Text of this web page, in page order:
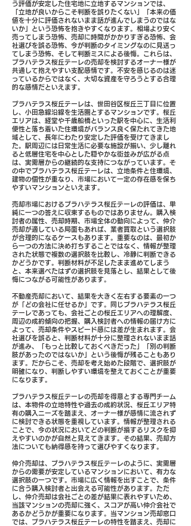
う評価が安定した住宅地に立地するマンションでは、
「立地が良いからこそ判断を誤りたくない」「本来の価
値を十分に評価されないまま話が進んでしまうのではな
いか」という恐怖を抱きやすくなります。相場より安く
売ってしまう恐怖、売却に時間がかかりすぎる恐怖、会
社選びを誤る恐怖、今が判断のタイミングなのに見送っ
てしまう恐怖、そして判断ミスによる後悔。これらは、
プラハテラス桜丘テーレの売却を検討するオーナー様が
共通して抱えやすい支配感情です。不安を感じるのは迷
っているからではなく、大切な資産を守ろうとする合理
的な感情だといえます。
プラハテラス桜丘テーレは、世田谷区桜丘三丁目に位置
し、小田急線沿線を生活圏とするマンションです。桜丘
エリアは、経堂や千歳船橋といった駅を中心に、生活利
便性と落ち着いた住環境がバランス良く保たれてきた地
域として、長年にわたり安定した評価を受けてきまし
た。駅周辺には日常生活に必要な施設が揃い、少し離れ
ると低層住宅を中心とした穏やかな街並みが広がる点
は、実需層からの継続的な支持につながっています。そ
の中でプラハテラス桜丘テーレは、立地条件と住環境、
建物の個性が重なり、市場において一定の存在感を保ち
やすいマンションといえます。
売却市場におけるプラハテラス桜丘テーレの評価は、単
純に一つの答えに収束するものではありません。購入検
討者の属性、売却時期、市場全体の動向によって、仲介
売却が適している局面もあれば、業者買取という選択肢
が合理的になるケースもあります。重要なのは、最初か
ら一つの方法に決め打ちすることではなく、情報が整理
された状態で複数の選択肢を比較し、冷静に判断できる
かどうかです。判断材料が不足したまま進めてしまう
と、本来選べたはずの選択肢を見落とし、結果として後
悔につながる可能性があります。
不動産売却において、結果を大きく左右する要素の一つ
が「どの会社に任せるか」です。同じプラハテラス桜丘
テーレであっても、会社ごとの桜丘エリアへの理解度、
周辺の成約傾向の把握、購入検討者への情報の届け方に
よって、売却条件やスピード感には差が生まれます。会
社選びを誤ると、判断材料が十分に整理されないまま話
が進み、「もっと比較しておくべきだった」「別の判断
肢があったのではないか」という後悔が残ることもあり
ます。だからこそ、売却を考え始めた段階で、選択肢が
明確になり、判断しやすい環境を整えておくことが重要
になります。
プラハテラス桜丘テーレの売却を得意とする専門チーム
は、本物件の立地特性や過去の成約状況、桜丘エリア特
有の購入ニーズを踏まえ、オーナー様が感情に流されず
に検討できる状態を重視しています。情報が整理される
ことで、今の状況においてどの判断が損するリスクを抑
えやすいのかが自然と見えてきます。その結果、売却方
法についても納得感を持って選びやすくなります。
仲介売却は、プラハテラス桜丘テーレのように、実需層
からの需要が安定しているマンションにおいて、有力な
選択肢の一つです。市場に広く情報を出すことで、条件
に合う購入検討者と出会える可能性があります。ただ
し、仲介売却は会社ごとの差が結果に表れやすいため、
当該マンションの売却に強く、スコアが高い仲介会社で
あるかどうかが重要になります。当マンション売却窓口
では、プラハテラス桜丘テーレの特性を踏まえ、売却に